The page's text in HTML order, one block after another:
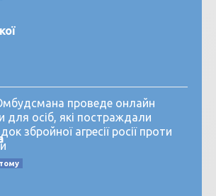
проведе онлайн
для осіб, які постраждали
збройної агресії росії проти